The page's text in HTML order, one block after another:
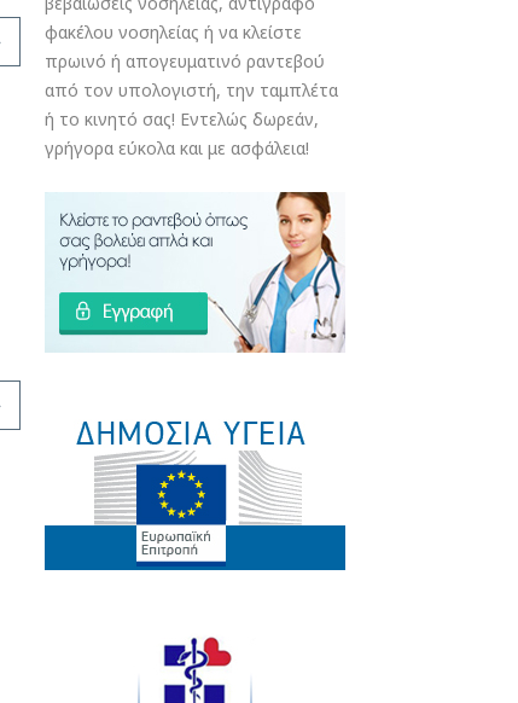
φακέλου νοσηλείας ή να κλείστε
πρωινό ή απογευματινό ραντεβού
από τον υπολογιστή, την ταμπλέτα
ή το κινητό σας! Εντελώς δωρεάν,
γρήγορα εύκολα και με ασφάλεια!